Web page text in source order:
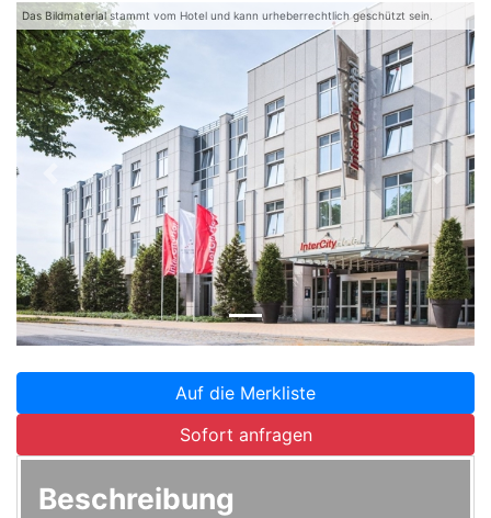
Das Bildmaterial stammt vom Hotel und kann urheberrechtlich geschützt sein.
Zurück
Auf die Merkliste
Sofort anfragen
Beschreibung